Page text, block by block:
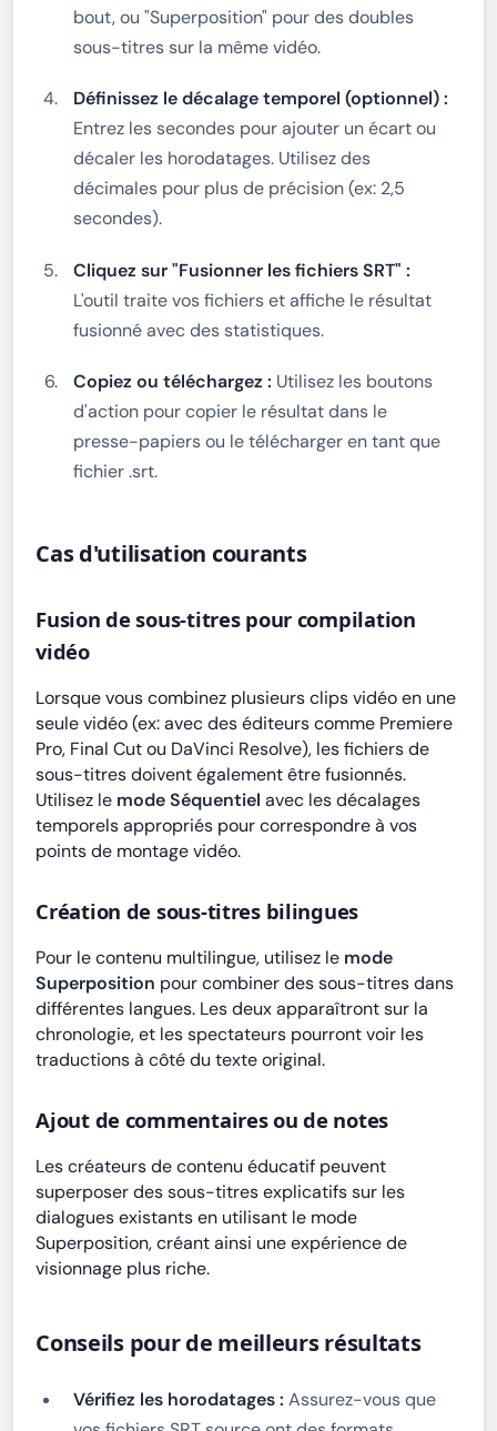
bout, ou "Superposition" pour des doubles
sous-titres sur la même vidéo.
Définissez le décalage temporel (optionnel) :
Entrez les secondes pour ajouter un écart ou
décaler les horodatages. Utilisez des
décimales pour plus de précision (ex: 2,5
secondes).
Cliquez sur "Fusionner les fichiers SRT" :
L'outil traite vos fichiers et affiche le résultat
fusionné avec des statistiques.
Copiez ou téléchargez : Utilisez les boutons
d'action pour copier le résultat dans le
presse-papiers ou le télécharger en tant que
fichier .srt.
Cas d'utilisation courants
Fusion de sous-titres pour compilation
vidéo
Lorsque vous combinez plusieurs clips vidéo en une
seule vidéo (ex: avec des éditeurs comme Premiere
Pro, Final Cut ou DaVinci Resolve), les fichiers de
sous-titres doivent également être fusionnés.
Utilisez le mode Séquentiel avec les décalages
temporels appropriés pour correspondre à vos
points de montage vidéo.
Création de sous-titres bilingues
Pour le contenu multilingue, utilisez le mode
Superposition pour combiner des sous-titres dans
différentes langues. Les deux apparaîtront sur la
chronologie, et les spectateurs pourront voir les
traductions à côté du texte original.
Ajout de commentaires ou de notes
Les créateurs de contenu éducatif peuvent
superposer des sous-titres explicatifs sur les
dialogues existants en utilisant le mode
Superposition, créant ainsi une expérience de
visionnage plus riche.
Conseils pour de meilleurs résultats
Vérifiez les horodatages : Assurez-vous que